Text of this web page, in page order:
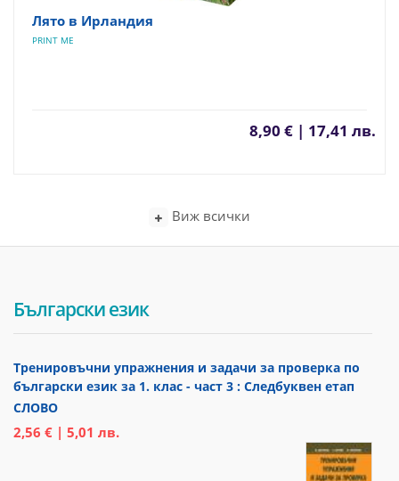
Лято в Ирландия
PRINT ME
8,90 € | 17,41 лв.
Виж всички
Български език
Тренировъчни упражнения и задачи за проверка по
български език за 1. клас - част 3 : Следбуквен етап
СЛОВО
2,56 € | 5,01 лв.